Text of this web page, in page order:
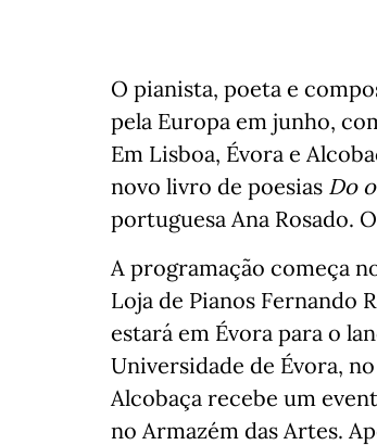
O pianista, poeta e
pela Europa em junho,
Em Lisboa, Évora e
novo livro de poesias Do
portuguesa Ana Rosado.
A programação começa
Loja de Pianos Fernando
estará em Évora para o
Universidade de Évora,
Alcobaça recebe um
no Armazém das Artes.